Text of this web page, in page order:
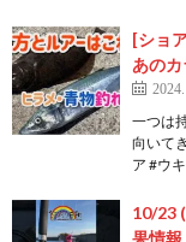
[ショ
あのカ
一つは
向いて
ア #ウ
10/23